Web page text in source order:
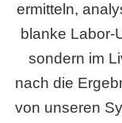
ermitteln,
blanke Labor-
sondern im
nach die
von unseren